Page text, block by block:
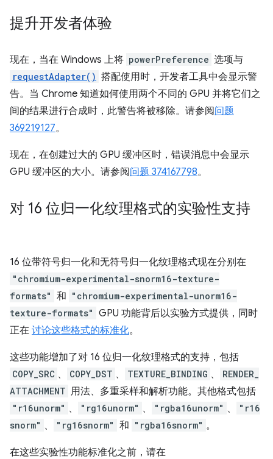
提升开发者体验
现在，当在 Windows 上将 powerPreference 选项与
requestAdapter() 搭配使用时，开发者工具中会显示警
告。当 Chrome 知道如何使用两个不同的 GPU 并将它们之
间的结果进行合成时，此警告将被移除。请参阅问题
369219127。
现在，在创建过大的 GPU 缓冲区时，错误消息中会显示
GPU 缓冲区的大小。请参阅问题 374167798。
对 16 位归一化纹理格式的实验性支持
16 位带符号归一化和无符号归一化纹理格式现在分别在
"chromium-experimental-snorm16-texture-
formats" 和 "chromium-experimental-unorm16-
texture-formats" GPU 功能背后以实验方式提供，同时
正在 讨论这些格式的标准化。
这些功能增加了对 16 位归一化纹理格式的支持，包括
COPY_SRC 、 COPY_DST 、 TEXTURE_BINDING 、
RENDER_
ATTACHMENT 用法、多重采样和解析功能。其他格式包括
"r16unorm" 、 "rg16unorm" 、 "rgba16unorm" 、
"r16
snorm" 、 "rg16snorm" 和 "rgba16snorm" 。
在这些实验性功能标准化之前，请在